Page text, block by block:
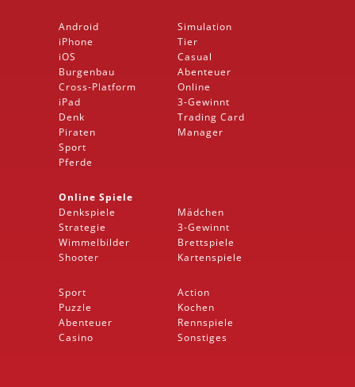
Android
iPhone
iOS
Burgenbau
Cross-Platform
iPad
Denk
Piraten
Sport
Pferde
Simulation
Tier
Casual
Abenteuer
Online
3-Gewinnt
Trading Card
Manager
Online Spiele
Denkspiele
Strategie
Wimmelbilder
Shooter
Mädchen
3-Gewinnt
Brettspiele
Kartenspiele
Sport
Puzzle
Abenteuer
Casino
Action
Kochen
Rennspiele
Sonstiges